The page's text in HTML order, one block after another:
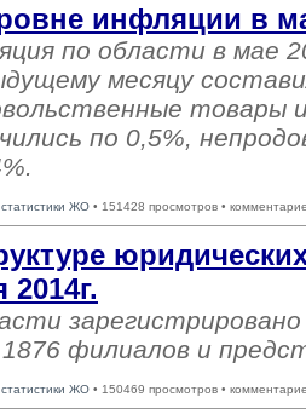
инфляции в
по области в мае
месяцу
товары
по 0,5%,
ЖО • 151428 просмотров •
филиалов и
ЖО • 150469 просмотров •